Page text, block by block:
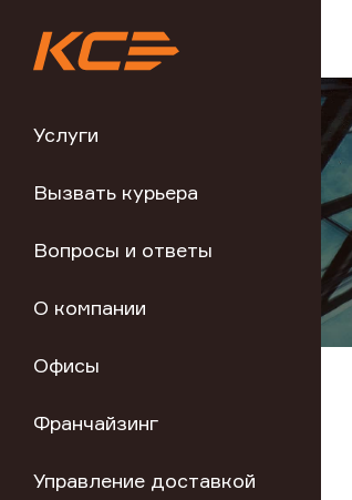
Услуги
Вызвать курьера
Вопросы и ответы
О компании
Офисы
Франчайзинг
Управление доставкой